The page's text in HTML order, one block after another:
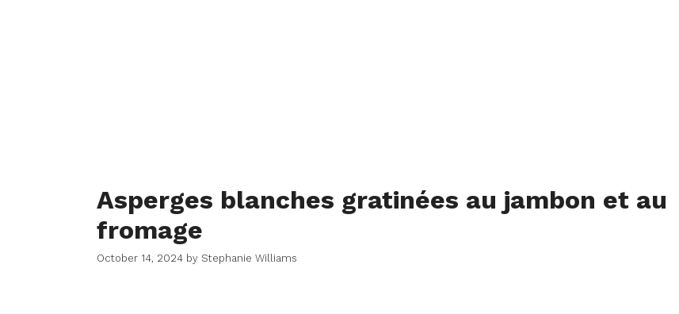
Asperges blanches gratinées au jambon et au
fromage
October 14, 2024 by Stephanie Williams